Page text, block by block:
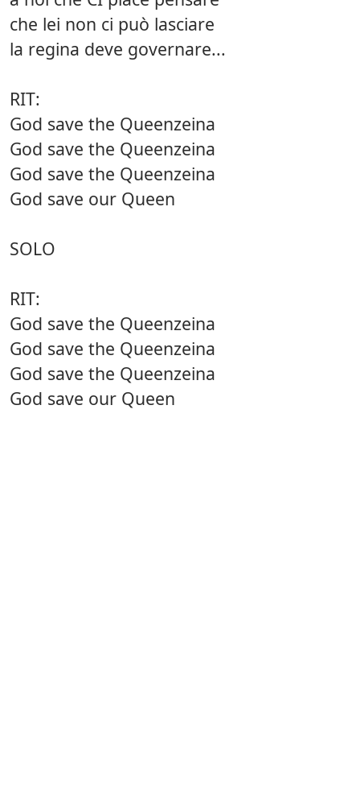
che lei non ci può lasciare
la regina deve governare...
RIT:
God save the Queenzeina
God save the Queenzeina
God save the Queenzeina
God save our Queen
SOLO
RIT:
God save the Queenzeina
God save the Queenzeina
God save the Queenzeina
God save our Queen